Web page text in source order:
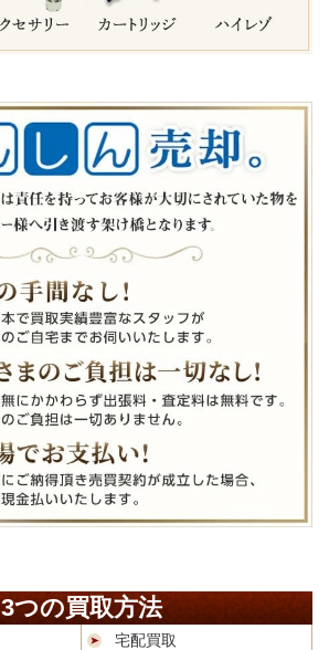
3つの買取方法
宅配買取